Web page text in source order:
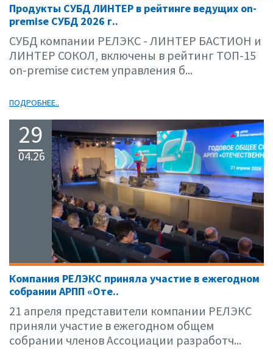
Продукты СУБД ЛИНТЕР в рейтинге ведущих on-
premise СУБД 2026 г..
СУБД компании РЕЛЭКС - ЛИНТЕР БАСТИОН и
ЛИНТЕР СОКОЛ, включены в рейтинг ТОП-15
on-premise систем управления б...
ПОДРОБНЕЕ..
29
04.26
Компания РЕЛЭКС приняла участие в ежегодном
собрании АРПП «Оте..
21 апреля представители компании РЕЛЭКС
приняли участие в ежегодном общем
собрании членов Ассоциации разработч...